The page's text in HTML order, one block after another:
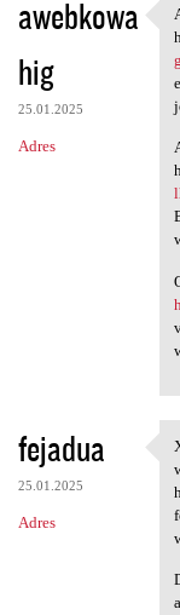
awebkowa
hig
25.01.2025
Adres
fejadua
25.01.2025
Adres